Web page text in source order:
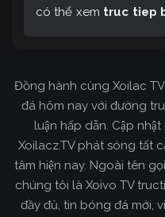
có thể xem truc tiep
tin về bóng đá cực kỳ
Đồng hành cùng Xoilac
đá hôm nay với đường
luận hấp dẫn. Cập
Xoilacz.TV phát sóng tất
tâm hiện nay. Ngoài tên
chúng tôi là Xoivo TV
đầy đủ, tin bóng đá mới,